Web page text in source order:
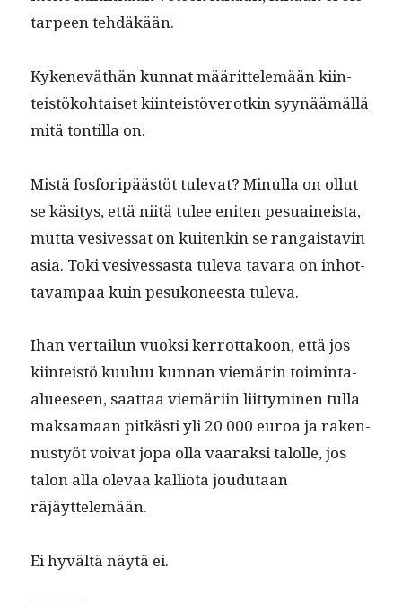
tarpeen tehdäkään.
Kykeneväthän kun­nat määrit­telemään kiin­
teistöko­htaiset kiin­teistöverotkin syynäämäl­lä
mitä ton­til­la on.
Mis­tä fos­foripäästöt tule­vat? Min­ul­la on ollut
se käsi­tys, että niitä tulee eniten pesuaineista,
mut­ta vesives­sat on kuitenkin se ran­gais­tavin
asia. Toki vesives­sas­ta tule­va tavara on inhot­
tavam­paa kuin pesukoneesta tuleva.
Ihan ver­tailun vuok­si ker­rot­takoon, että jos
kiin­teistö kuu­luu kun­nan viemärin toim­inta-
alueeseen, saat­taa viemäri­in liit­tymi­nen tul­la
mak­samaan pitkästi yli 20 000 euroa ja raken­
nustyöt voivat jopa olla vaarak­si talolle, jos
talon alla ole­vaa kallio­ta joudu­taan
räjäyttelemään.
Ei hyvältä näytä ei.